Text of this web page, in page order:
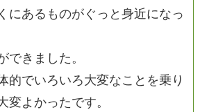
にあるものがぐっと身近になっ
できました。
的でいろいろ大変なことを乗り
よかったです。